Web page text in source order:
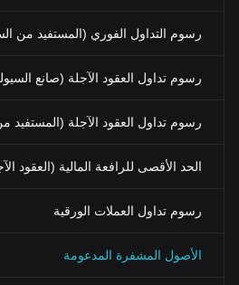
أرباح عالية في صناعة DeFi المتطورة.
المهنية قبل التوجه للقلق أو الخوف من
الرقمية.
بهذه الأدوات التمويلية العملاقة واختيار
رسوم التداول الفوري (المستفيد من
رسوم تداول العقود الآجلة (صانع
رسوم تداول العقود الآجلة (المستفيد
الحد الأقصى للرافعة المالية (العقود
رسوم تداول العملات الورقية
الأصول المشفرة المدعومة